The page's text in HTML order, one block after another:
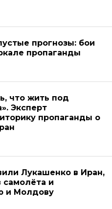
прогнозы: бои
пропаганды
что жить под
Эксперт
пропаганды о
Лукашенко в Иран,
и
и Молдову